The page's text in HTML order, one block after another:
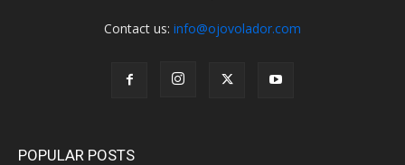
Contact us: info@ojovolador.com
POPULAR POSTS